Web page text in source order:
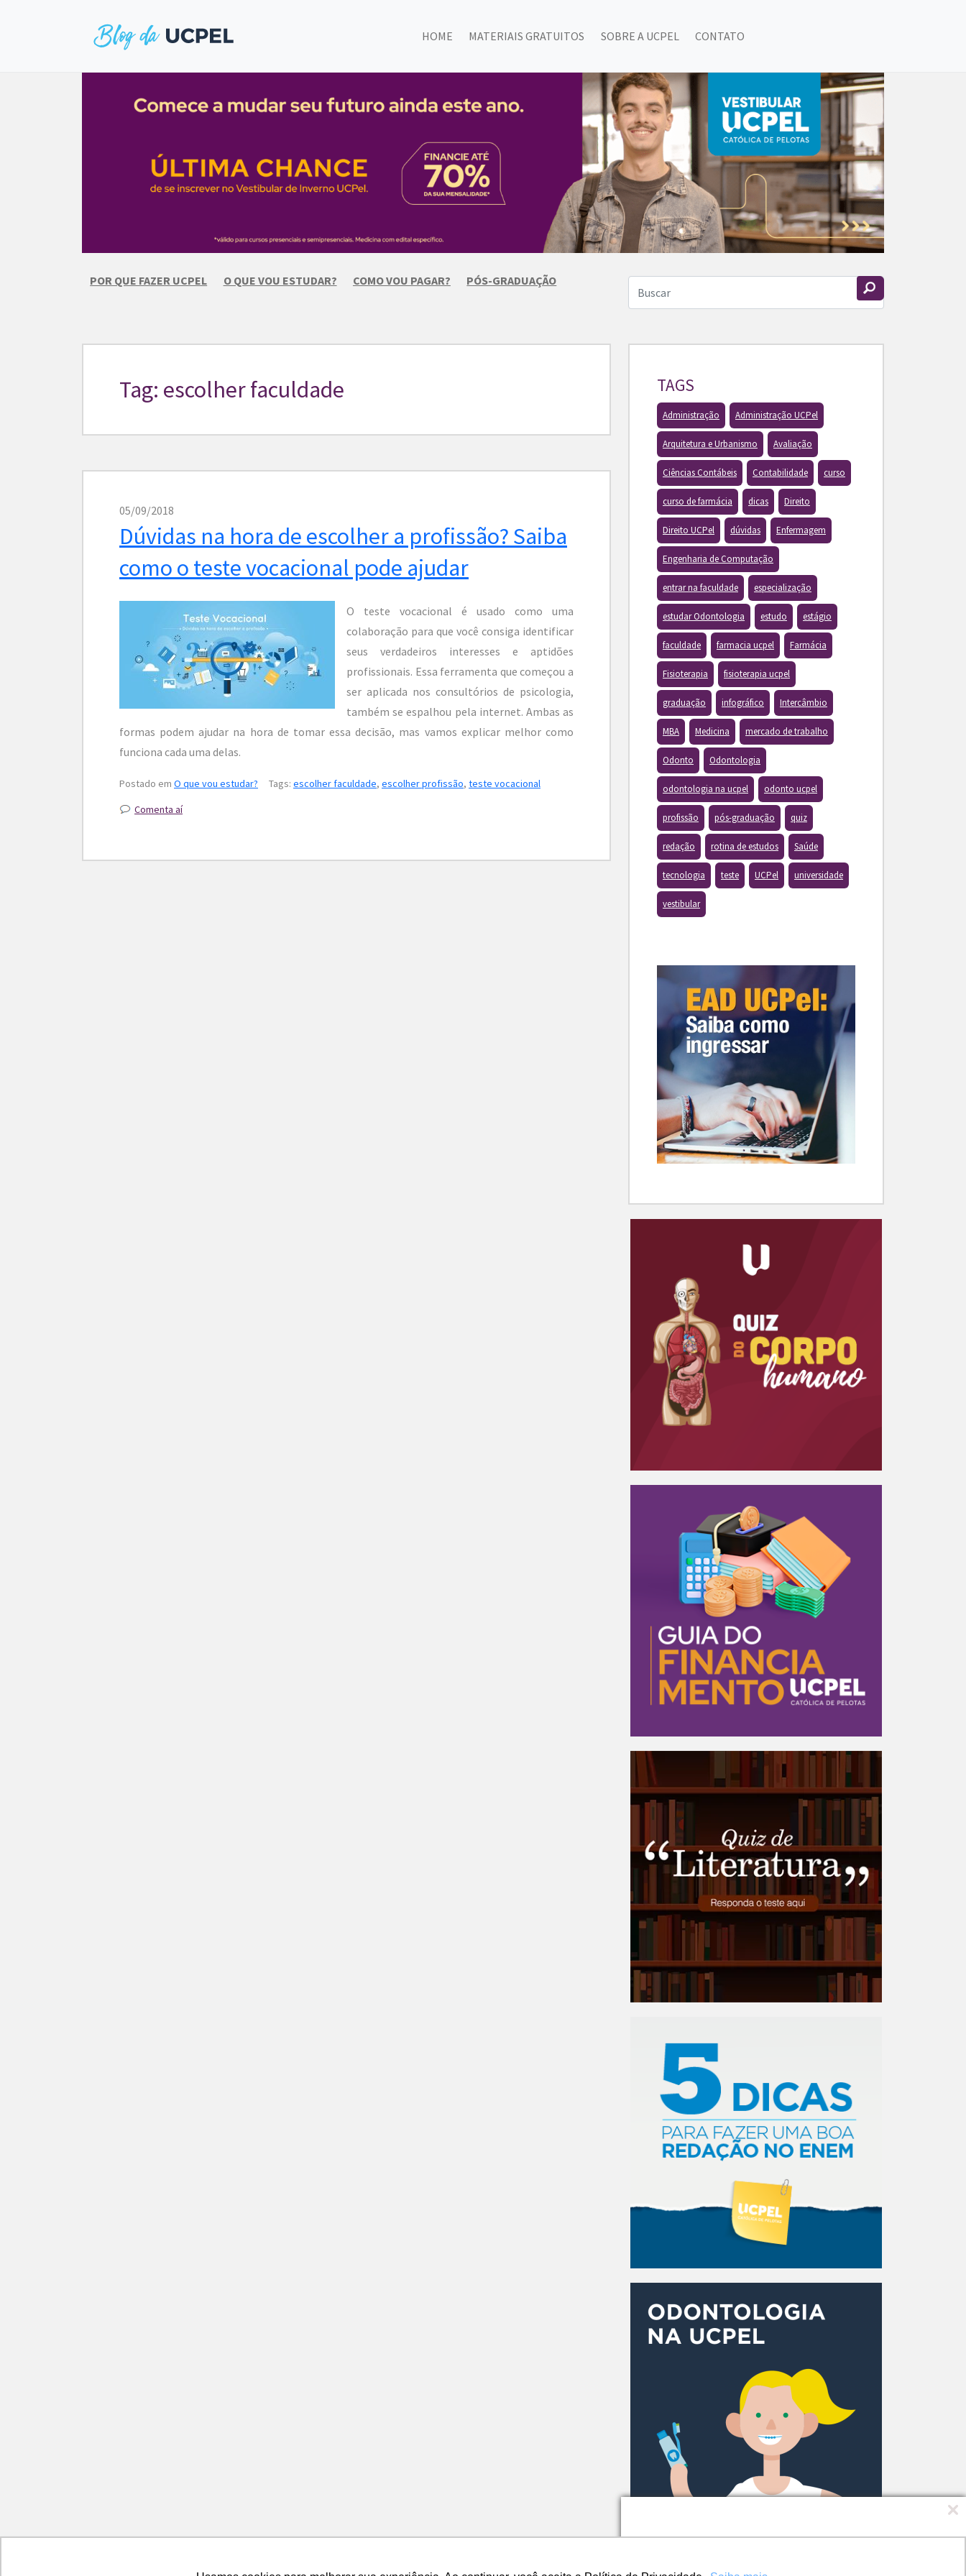
HOME MATERIAIS GRATUITOS SOBRE A UCPEL CONTATO
POR QUE FAZER UCPEL O QUE VOU ESTUDAR? COMO VOU PAGAR? PÓS-GRADUAÇÃO
Tag: escolher faculdade
05/09/2018
Dúvidas na hora de escolher a profissão? Saiba
como o teste vocacional pode ajudar
O teste vocacional é usado como uma
colaboração para que você consiga identificar
seus verdadeiros interesses e aptidões
profissionais. Essa ferramenta que começou a
ser aplicada nos consultórios de psicologia,
também se espalhou pela internet. Ambas as
formas podem ajudar na hora de tomar essa decisão, mas vamos explicar melhor como
funciona cada uma delas.
Postado em O que vou estudar? Tags: escolher faculdade, escolher profissão, teste vocacional
Comenta aí
TAGS
Administração Administração UCPel
Arquitetura e Urbanismo Avaliação
Ciências Contábeis Contabilidade curso
curso de farmácia dicas Direito
Direito UCPel dúvidas Enfermagem
Engenharia de Computação
entrar na faculdade especialização
estudar Odontologia estudo estágio
faculdade farmacia ucpel Farmácia
Fisioterapia fisioterapia ucpel
graduação infográfico Intercâmbio
MBA Medicina mercado de trabalho
Odonto Odontologia
odontologia na ucpel odonto ucpel
profissão pós-graduação quiz
redação rotina de estudos Saúde
tecnologia teste UCPel universidade
vestibular